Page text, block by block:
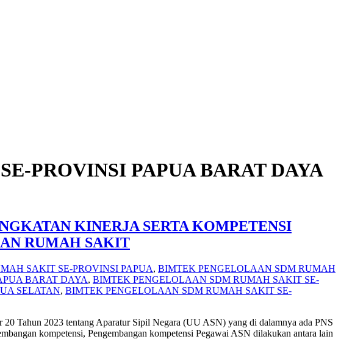
PROVINSI PAPUA BARAT DAYA
KINERJA SERTA KOMPETENSI
RUMAH SAKIT
SAKIT SE-PROVINSI PAPUA, BIMTEK PENGELOLAAN SDM RUMAH
BARAT DAYA, BIMTEK PENGELOLAAN SDM RUMAH SAKIT SE-
SELATAN, BIMTEK PENGELOLAAN SDM RUMAH SAKIT SE-
2023 tentang Aparatur Sipil Negara (UU ASN) yang di dalamnya ada PNS
kompetensi, Pengembangan kompetensi Pegawai ASN dilakukan antara lain